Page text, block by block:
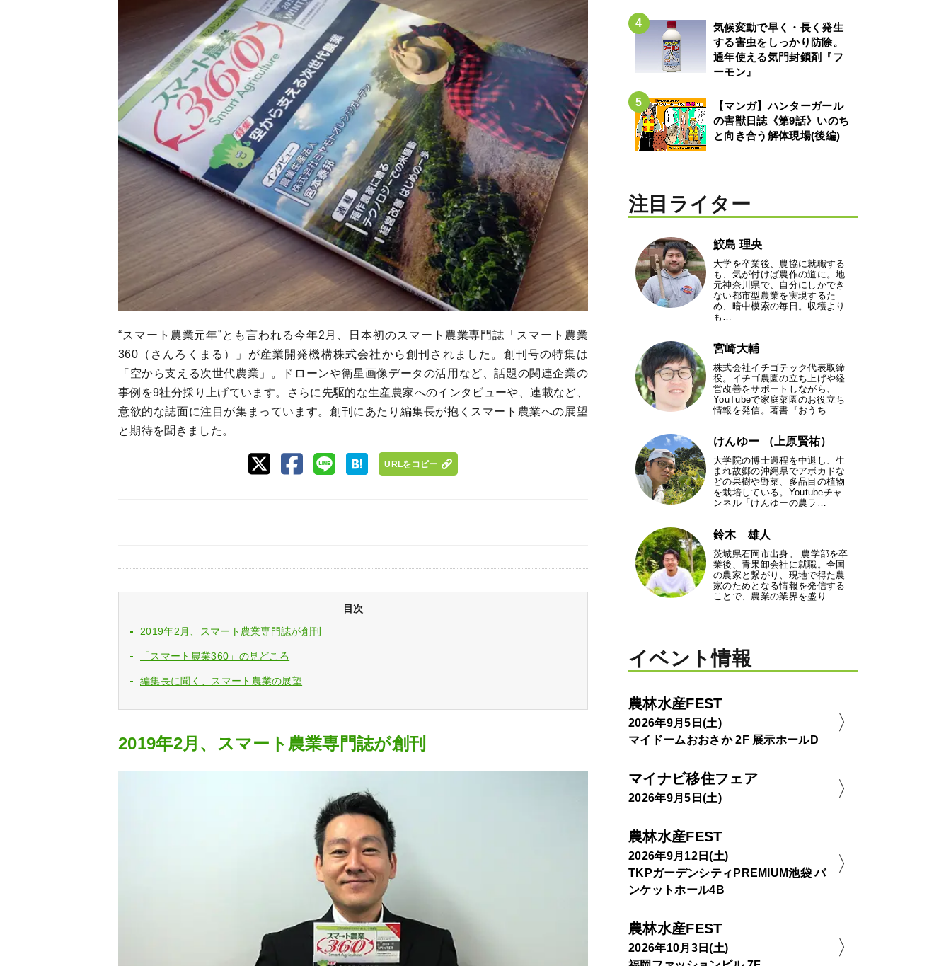
“スマート農業元年”とも言われる今年2月、日本初のスマート農業専門誌「スマート農業
360（さんろくまる）」が産業開発機構株式会社から創刊されました。創刊号の特集は
「空から支える次世代農業」。ドローンや衛星画像データの活用など、話題の関連企業の
事例を9社分採り上げています。さらに先駆的な生産農家へのインタビューや、連載など、
意欲的な誌面に注目が集まっています。創刊にあたり編集長が抱くスマート農業への展望
と期待を聞きました。
URLをコピー
目次
2019年2月、スマート農業専門誌が創刊
「スマート農業360」の見どころ
編集長に聞く、スマート農業の展望
2019年2月、スマート農業専門誌が創刊
気候変動で早く・長く発生
する害虫をしっかり防除。
通年使える気門封鎖剤『フ
ーモン』
【マンガ】ハンターガール
の害獣日誌《第9話》いのち
と向き合う解体現場(後編)
注目ライター
鮫島 理央
大学を卒業後、農協に就職する
も、気が付けば農作の道に。地
元神奈川県で、自分にしかでき
ない都市型農業を実現するた
め、暗中模索の毎日。収穫より
も…
宮崎大輔
株式会社イチゴテック代表取締
役。イチゴ農園の立ち上げや経
営改善をサポートしながら、
YouTubeで家庭菜園のお役立ち
情報を発信。著書『おうち…
けんゆー （上原賢祐）
大学院の博士過程を中退し、生
まれ故郷の沖縄県でアボカドな
どの果樹や野菜、多品目の植物
を栽培している。Youtubeチャ
ンネル「けんゆーの農ラ…
鈴木 雄人
茨城県石岡市出身。 農学部を卒
業後、青果卸会社に就職。全国
の農家と繋がり、現地で得た農
家のためとなる情報を発信する
ことで、農業の業界を盛り…
イベント情報
農林水産FEST
2026年9月5日(土)
マイドームおおさか 2F 展示ホールD
マイナビ移住フェア
2026年9月5日(土)
農林水産FEST
2026年9月12日(土)
TKPガーデンシティPREMIUM池袋 バ
ンケットホール4B
農林水産FEST
2026年10月3日(土)